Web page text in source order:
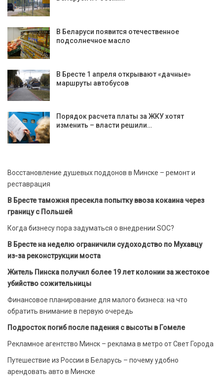
В Беларуси появится отечественное
подсолнечное масло
В Бресте 1 апреля открывают «дачные»
маршруты автобусов
Порядок расчета платы за ЖКУ хотят
изменить – власти решили…
Восстановление душевых поддонов в Минске – ремонт и
реставрация
В Бресте таможня пресекла попытку ввоза кокаина через
границу с Польшей
Когда бизнесу пора задуматься о внедрении SOC?
В Бресте на неделю ограничили судоходство по Мухавцу
из-за реконструкции моста
Житель Пинска получил более 19 лет колонии за жестокое
убийство сожительницы
Финансовое планирование для малого бизнеса: на что
обратить внимание в первую очередь
Подросток погиб после падения с высоты в Гомеле
Рекламное агентство Минск – реклама в метро от Свет Города
Путешествие из России в Беларусь – почему удобно
арендовать авто в Минске